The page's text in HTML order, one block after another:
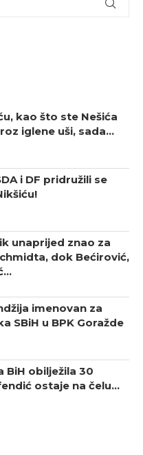
kao što ste Nešića
iglene uši, sada...
i DF pridružili se
unaprijed znao za
dok Bećirović,
imenovan za
SBiH u BPK Goražde
BiH obilježila 30
ostaje na čelu...